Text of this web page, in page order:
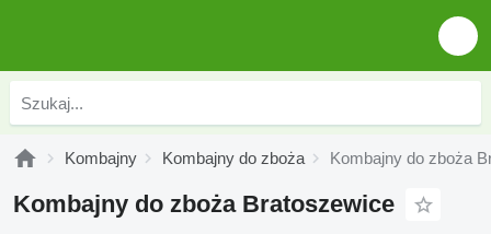
Kombajny Kombajny do zboża Kombajny do zboża
Kombajny do zboża Bratoszewice